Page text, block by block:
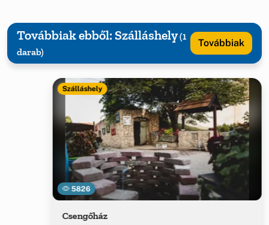
Továbbiak ebből: Szálláshely(1
darab)
Továbbiak
5826
Szálláshely
Csengőház